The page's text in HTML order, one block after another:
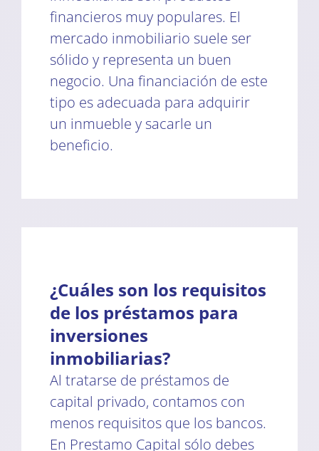
financieros muy populares. El
mercado inmobiliario suele ser
sólido y representa un buen
negocio. Una financiación de este
tipo es adecuada para adquirir
un inmueble y sacarle un
beneficio.
¿Cuáles son los requisitos
de los préstamos para
inversiones
inmobiliarias?
Al tratarse de préstamos de
capital privado, contamos con
menos requisitos que los bancos.
En Prestamo Capital sólo debes